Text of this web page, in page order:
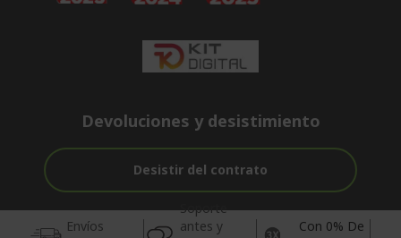
Devoluciones y desistimiento
Desistir del contrato
Envíos
Soporte
antes y
Con 0% De